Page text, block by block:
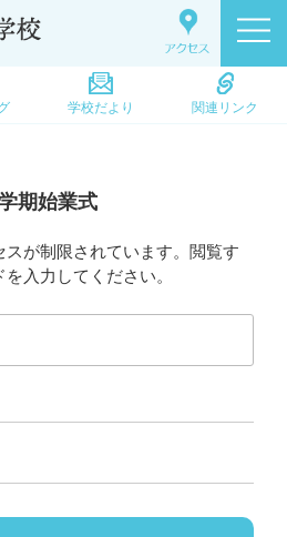
学校だより 関連リンク
期始業式
スが制限されています。閲覧す
入力してください。